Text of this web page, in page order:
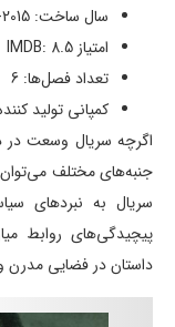
سال ساخت: 2015-2022
امتیاز IMDB: 8.5
تعداد فصل‌ها: 6
کمپانی تولید
اگرچه سریال وسعت در
جنبه‌های مختلف می‌توان
سریال به نبردهای
پیچیدگی‌های روابط
داستان در فضایی